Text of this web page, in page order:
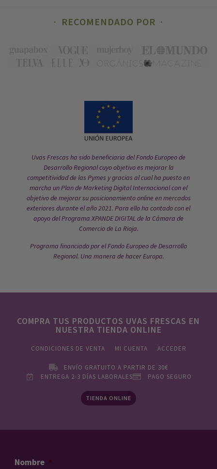
RECOMENDADO POR
Uvas Frescas ha sido beneficiaria del Fondo Europeo de
Desarrollo Regional cuyo objetivo es mejorar la
competitividad de las Pymes y gracias al cual ha puesto en
marcha un Plan de Marketing Digital Internacional con el
objetivo de mejorar su posicionamiento online en mercados
exteriores durante el año 2021. Para ello ha contado con el
apoyo del Programa XPANDE DIGITAL de la Cámara de
Comercio de La Rioja.
Programa financiado por el Fondo Europeo de Desarrollo
Regional. Una manera de hacer Europa.
COMPRA TUS PRODUCTOS UVAS FRESCAS EN
NUESTRA TIENDA ONLINE
CONDICIONES DE VENTA MI CUENTA ACCEDER
ENVÍO GRATUITO A PARTIR DE 30€
ENTREGA 2-3 DÍAS LABORALES
PAGO SEGURO
TIENDA ONLINE
Nombre *